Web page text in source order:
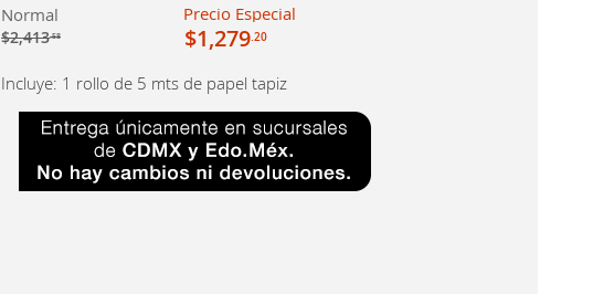
Normal
$2,413.58
Precio Especial
$1,279 .20
Incluye: 1 rollo de 5 mts de papel tapiz